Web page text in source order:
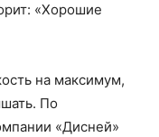
«Хорошие
на максимум,
По
«Дисней»